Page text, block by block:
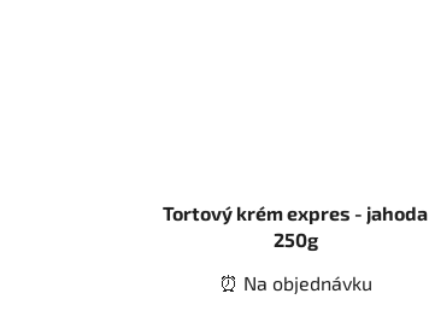
Tortový krém expres - jahoda
250g
⏰ Na objednávku